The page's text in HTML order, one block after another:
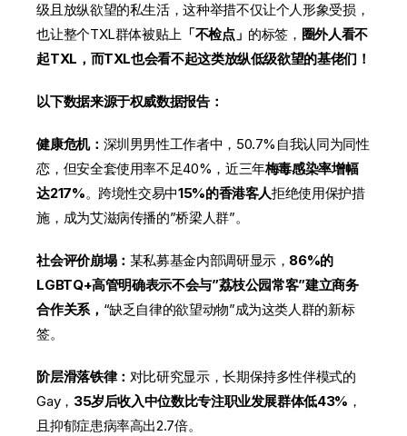
级且放纵欲望的私生活，这种举措不仅让个人形象受损，
也让整个TXL群体被贴上 「不检点」 的标签， 圈外人看不
起TXL，而TXL也会看不起这类放纵低级欲望的基佬们！
以下数据来源于权威数据报告：
健康危机： 深圳男男性工作者中，50.7%自我认同为同性
恋，但安全套使用率不足40%，近三年梅毒感染率增幅
达217%。跨境性交易中15%的香港客人拒绝使用保护措
施，成为艾滋病传播的”桥梁人群”。
社会评价崩塌： 某私募基金内部调研显示， 86%的
LGBTQ+高管明确表示不会与”荔枝公园常客”建立商务
合作关系， “缺乏自律的欲望动物”成为这类人群的新标
签。
阶层滑落铁律： 对比研究显示，长期保持多性伴模式的
Gay， 35岁后收入中位数比专注职业发展群体低43% ，
且抑郁症患病率高出2.7倍。